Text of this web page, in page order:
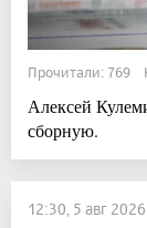
Прочитали: 769
Алексей
сборную.
12:30, 5 авг 2026